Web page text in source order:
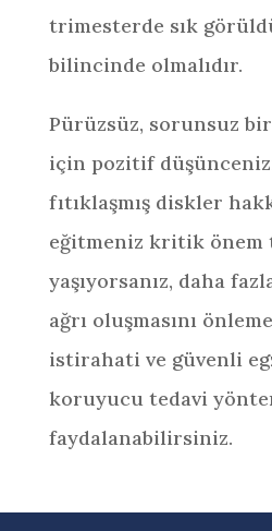
trimesterde sık
bilincinde olmalıdır.
Pürüzsüz, sorunsuz
için pozitif
fıtıklaşmış diskler
eğitmeniz kritik önem
yaşıyorsanız, daha
ağrı oluşmasını
istirahati ve güvenli
koruyucu tedavi
faydalanabilirsiniz.